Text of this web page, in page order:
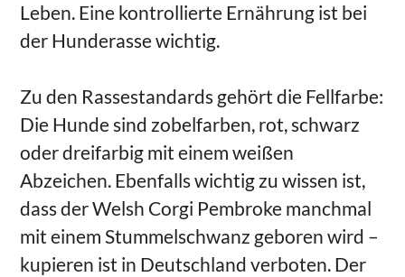
Leben. Eine kontrollierte Ernährung ist bei
der Hunderasse wichtig.
Zu den Rassestandards gehört die Fellfarbe:
Die Hunde sind zobelfarben, rot, schwarz
oder dreifarbig mit einem weißen
Abzeichen. Ebenfalls wichtig zu wissen ist,
dass der Welsh Corgi Pembroke manchmal
mit einem Stummelschwanz geboren wird –
kupieren ist in Deutschland verboten. Der